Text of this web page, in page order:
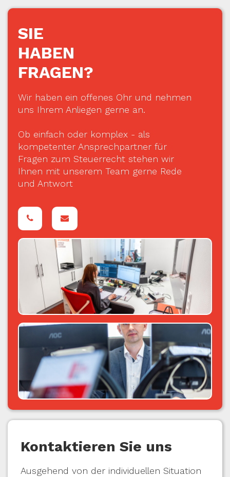
SIE
HABEN
FRAGEN?
Wir haben ein offenes Ohr und nehmen
uns Ihrem Anliegen gerne an.
Ob einfach oder komplex - als
kompetenter Ansprechpartner für
Fragen zum Steuerrecht stehen wir
Ihnen mit unserem Team gerne Rede
und Antwort
Kontaktieren Sie uns
Ausgehend von der individuellen Situation